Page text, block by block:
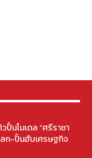
ปั้นโมเดล “ศรีราชา
ก-ปั้นฮับเศรษฐกิจ